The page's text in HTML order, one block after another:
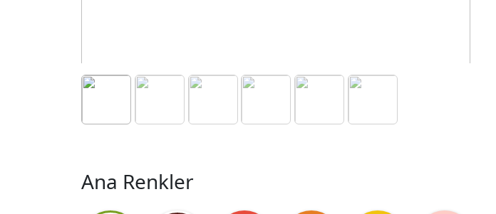
Ana Renkler